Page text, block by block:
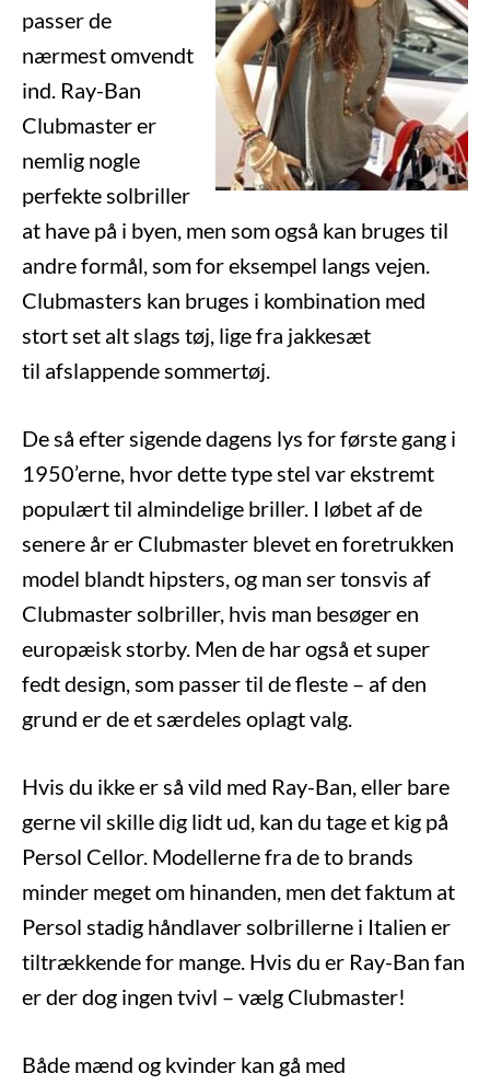
passer de
nærmest omvendt
ind. Ray-Ban
Clubmaster er
nemlig nogle
perfekte solbriller
at have på i byen, men som også kan bruges til
andre formål, som for eksempel langs vejen.
Clubmasters kan bruges i kombination med
stort set alt slags tøj, lige fra jakkesæt
til afslappende sommertøj.
De så efter sigende dagens lys for første gang i
1950’erne, hvor dette type stel var ekstremt
populært til almindelige briller. I løbet af de
senere år er Clubmaster blevet en foretrukken
model blandt hipsters, og man ser tonsvis af
Clubmaster solbriller, hvis man besøger en
europæisk storby. Men de har også et super
fedt design, som passer til de fleste – af den
grund er de et særdeles oplagt valg.
Hvis du ikke er så vild med Ray-Ban, eller bare
gerne vil skille dig lidt ud, kan du tage et kig på
Persol Cellor. Modellerne fra de to brands
minder meget om hinanden, men det faktum at
Persol stadig håndlaver solbrillerne i Italien er
tiltrækkende for mange. Hvis du er Ray-Ban fan
er der dog ingen tvivl – vælg Clubmaster!
Både mænd og kvinder kan gå med